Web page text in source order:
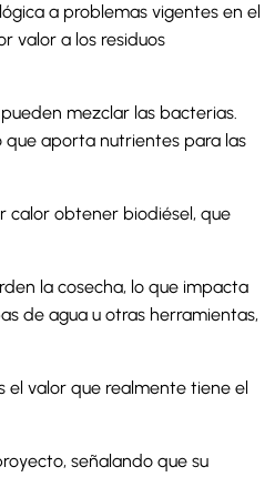
a problemas vigentes en el
valor a los residuos
mezclar las bacterias.
que aporta nutrientes para las
calor obtener biodiésel, que
la cosecha, lo que impacta
de agua u otras herramientas,
el valor que realmente tiene el
señalando que su